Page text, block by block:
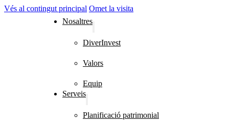
Vés al contingut principal Omet la visita
Nosaltres
DiverInvest
Valors
Equip
Serveis
Planificació patrimonial